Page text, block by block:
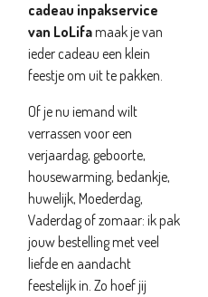
cadeau inpakservice
van LoLifamaak je van
ieder cadeau een klein
feestje om uit te pakken.
Of je nu iemand wilt
verrassen voor een
verjaardag, geboorte,
housewarming, bedankje,
huwelijk, Moederdag,
Vaderdag of zomaar: ik pak
jouw bestelling met veel
liefde en aandacht
feestelijk in. Zo hoef jij